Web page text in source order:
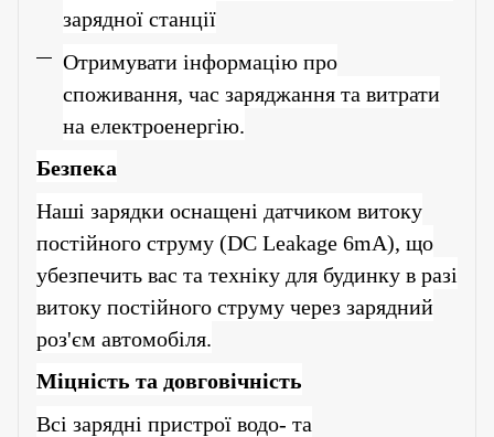
зарядної станції
Отримувати інформацію про
споживання, час заряджання та витрати
на електроенергію.
Безпека
Наші зарядки оснащені датчиком витоку
постійного струму (DC Leakage 6mA), що
убезпечить вас та техніку для будинку в разі
витоку постійного струму через зарядний
роз'єм автомобіля.
Міцність та довговічність
Всі зарядні пристрої водо- та